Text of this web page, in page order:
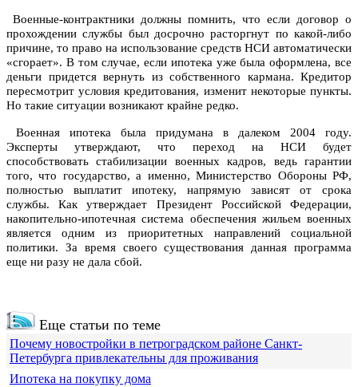
Военные-контрактники должны помнить, что если договор о
прохождении службы был досрочно расторгнут по какой-либо
причине, то право на использование средств НСИ автоматически
«сгорает». В том случае, если ипотека уже была оформлена, все
деньги придется вернуть из собственного кармана. Кредитор
пересмотрит условия кредитования, изменит некоторые пункты.
Но такие ситуации возникают крайне редко.
Военная ипотека была придумана в далеком 2004 году.
Эксперты утверждают, что переход на НСИ будет
способствовать стабилизации военных кадров, ведь гарантии
того, что государство, а именно, Министерство Обороны РФ,
полностью выплатит ипотеку, напрямую зависят от срока
службы. Как утверждает Президент Российской Федерации,
накопительно-ипотечная система обеспечения жильем военных
является одним из приоритетных направлений социальной
политики. За время своего существования данная программа
еще ни разу не дала сбой.
Еще статьи по теме
Почему новостройки в петроградском районе Санкт-
Петербурга привлекательны для проживания
Ипотека на покупку дома